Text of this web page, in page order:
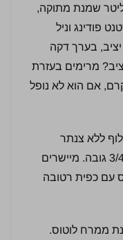
לקערה 250 מיליליטר שמנת מתוקה,
אינסטנט פודינג וניל
בערך דקה
מרימים בעזרת
אם הוא לא נופל
ללא צנתר
ומזלפים לתוך הכוסות עד 3/4 גובה. מיישרים
עם כפית רטובה
ממרח לוטוס.